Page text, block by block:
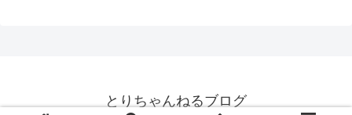
とりちゃんねるブログ